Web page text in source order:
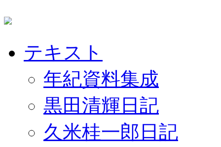
テキスト
年紀資料集成
黒田清輝日記
久米桂一郎日記